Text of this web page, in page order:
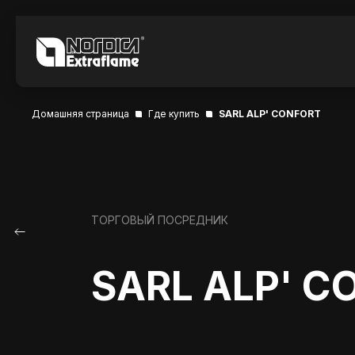
Домашняя страница Где купить SARL ALP' CONFORT
ТОРГОВЫЙ ПОСРЕДНИК
SARL ALP'